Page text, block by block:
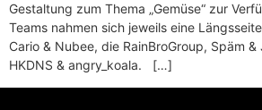
Gestaltung zum Thema „Gemüse“ zur
Teams nahmen sich jeweils eine
Cario & Nubee, die RainBroGroup, Späm
HKDNS & angry_koala. […]